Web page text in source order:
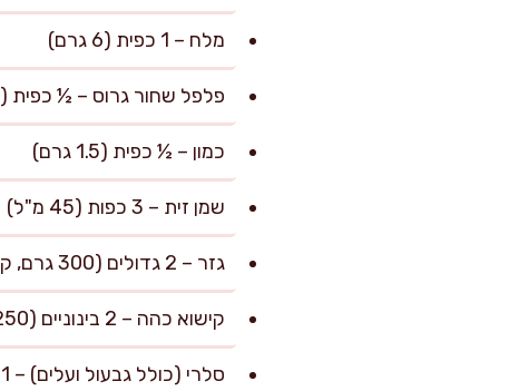
מלח – 1 כפית (6 גרם)
פלפל שחור גרוס – ½ כפית (1.5 גרם)
כמון – ½ כפית (1.5 גרם)
שמן זית – 3 כפות (45 מ"ל)
גזר – 2 גדולים (300 גרם, קלופים וחתוכים לעיגולים בעובי 1.5 ס"מ)
קישוא כהה – 2 בינוניים (250 גרם, קלופים וחתוכים לעיגולים עבים)
סלרי (כולל גבעול ועלים) – 1 קטן (100 גרם, חתוך גס)